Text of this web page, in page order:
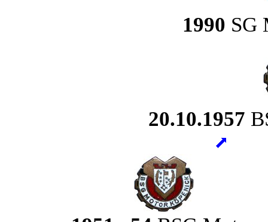
1990 SG
20.10.1957